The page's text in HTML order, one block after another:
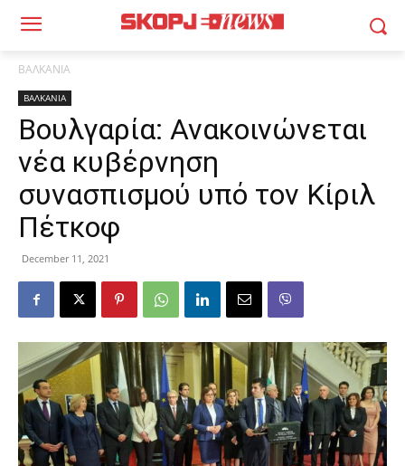
ΒΑΛΚΑΝΙΑ
ΒΑΛΚΑΝΙΑ
Βουλγαρία: Ανακοινώνεται
νέα κυβέρνηση
συνασπισμού υπό τον Κίριλ
Πέτκοφ
December 11, 2021